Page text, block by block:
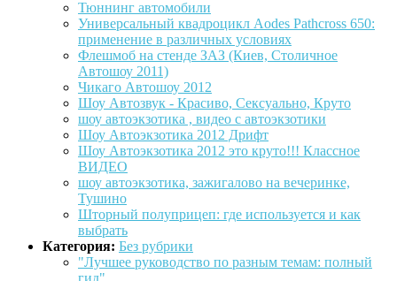
Тюннинг автомобили
Универсальный квадроцикл Aodes Pathcross 650:
применение в различных условиях
Флешмоб на стенде ЗАЗ (Киев, Столичное
Автошоу 2011)
Чикаго Автошоу 2012
Шоу Автозвук - Красиво, Сексуально, Круто
шоу автоэкзотика , видео с автоэкзотики
Шоу Автоэкзотика 2012 Дрифт
Шоу Автоэкзотика 2012 это круто!!! Классное
ВИДЕО
шоу автоэкзотика, зажигалово на вечеринке,
Тушино
Шторный полуприцеп: где используется и как
выбрать
Категория: Без рубрики
"Лучшее руководство по разным темам: полный